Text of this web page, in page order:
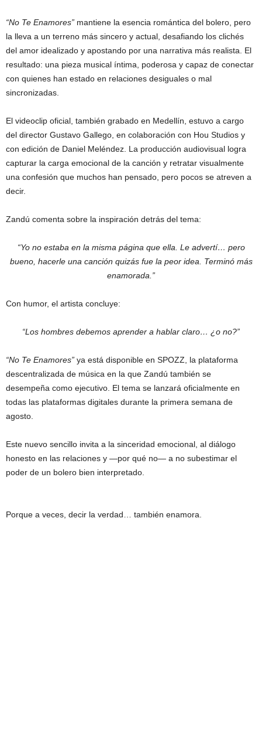
“No Te Enamores” mantiene la esencia romántica del bolero, pero
la lleva a un terreno más sincero y actual, desafiando los clichés
del amor idealizado y apostando por una narrativa más realista. El
resultado: una pieza musical íntima, poderosa y capaz de conectar
con quienes han estado en relaciones desiguales o mal
sincronizadas.
El videoclip oficial, también grabado en Medellín, estuvo a cargo
del director Gustavo Gallego, en colaboración con Hou Studios y
con edición de Daniel Meléndez. La producción audiovisual logra
capturar la carga emocional de la canción y retratar visualmente
una confesión que muchos han pensado, pero pocos se atreven a
decir.
Zandú comenta sobre la inspiración detrás del tema:
“Yo no estaba en la misma página que ella. Le advertí… pero
bueno, hacerle una canción quizás fue la peor idea. Terminó más
enamorada.”
Con humor, el artista concluye:
“Los hombres debemos aprender a hablar claro… ¿o no?”
“No Te Enamores” ya está disponible en SPOZZ, la plataforma
descentralizada de música en la que Zandú también se
desempeña como ejecutivo. El tema se lanzará oficialmente en
todas las plataformas digitales durante la primera semana de
agosto.
Este nuevo sencillo invita a la sinceridad emocional, al diálogo
honesto en las relaciones y —por qué no— a no subestimar el
poder de un bolero bien interpretado.
Porque a veces, decir la verdad… también enamora.